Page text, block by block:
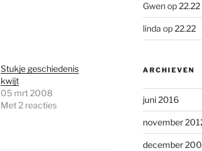
Stukje geschiedenis
kwijt
05 mrt 2008
Met 2 reacties
Gwenop22.22
linda op22.22
ARCHIEVEN
juni 2016
november
december